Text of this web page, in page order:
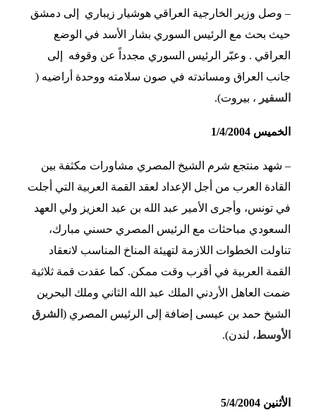
– وصل وزير الخارجية العراقي هوشيار زيباري إلى دمشق
حيث بحث مع الرئيس السوري بشار الأسد في الوضع
العراقي . وعبّر الرئيس السوري مجدداً عن وقوفه إلى
جانب العراق ومساندته في صون سلامته ووحدة أراضيه (
السفير ، بيروت).
الخميس 1/4/2004
– شهد منتجع شرم الشيخ المصري مشاورات مكثفة بين
القادة العرب من أجل الإعداد لعقد القمة العربية التي أجلت
في تونس، وأجرى الأمير عبد الله بن عبد العزيز ولي العهد
السعودي مباحثات مع الرئيس المصري حسني مبارك،
تناولت الخطوات اللازمة لتهيئة المناخ المناسب لانعقاد
القمة العربية في أقرب وقت ممكن. كما عقدت قمة ثلاثية
ضمت العاهل الأردني الملك عبد الله الثاني وملك البحرين
الشيخ حمد بن عيسى إضافة إلى الرئيس المصري ( الشرق
الأوسط، لندن).
الأثنين 5/4/2004